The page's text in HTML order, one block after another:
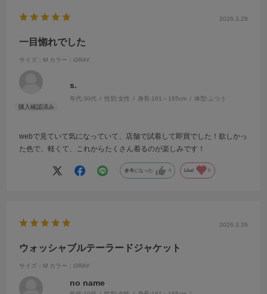
2026.3.29
一目惚れでした
サイズ：M カラー：GRAY
s.
年代:30代 性別:女性 身長:161～165cm 体型: ふつう
webで見ていて気になっていて、店舗で試着して即買でした！欲しかっ
た色で、軽くて、これからたくさん着るのが楽しみです！
参考になった 0 Like! 0
2026.3.26
ウォッシャブルテーラードジャケット
サイズ：M カラー：GRAY
no name